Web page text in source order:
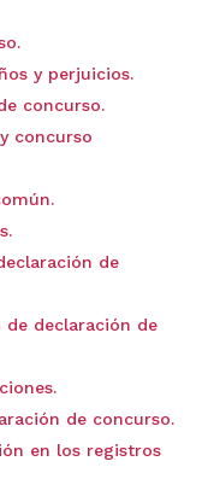
y perjuicios.
concurso.
concurso
de
declaración de
de concurso.
en los registros